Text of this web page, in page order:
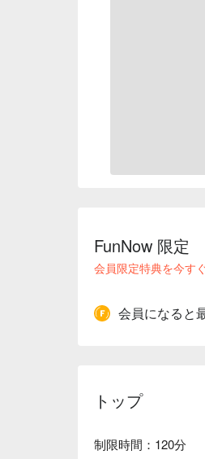
FunNow 限定
会員限定特典を今す
会員になると
トップ
制限時間：120分